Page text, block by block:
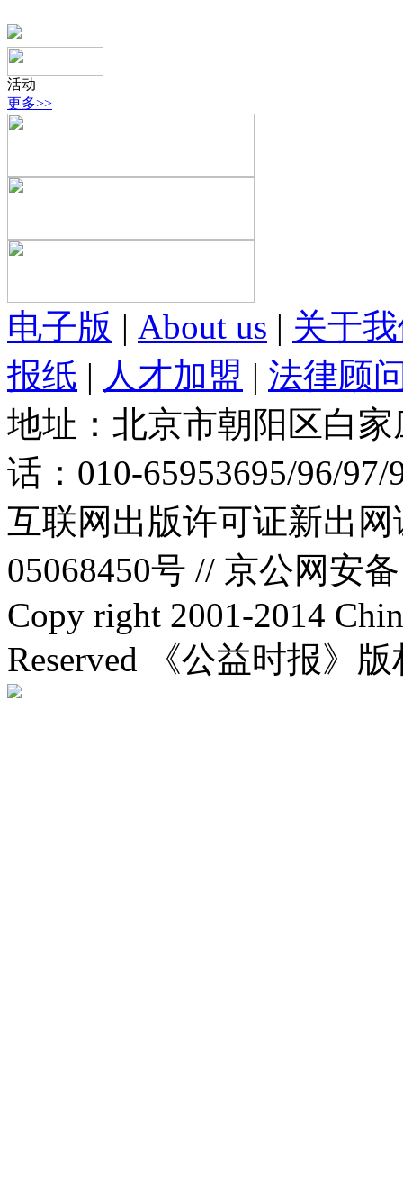
活动
更多>>
电子版 | About us | 关于
报纸 | 人才加盟 | 法律顾
地址：北京市朝阳区白
话：010-65953695/96/
互联网出版许可证新出
05068450号 // 京公网安
Copy right 2001-2014
Reserved 《公益时报》